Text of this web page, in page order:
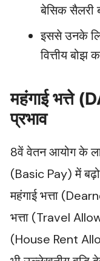
बेसिक सैलरी
इससे उनके
वित्तीय बोझ
महंगाई भत्ते
प्रभाव
8वें वेतन आयोग के
(Basic Pay) में
महंगाई भत्ता
भत्ता (Travel
(House Rent